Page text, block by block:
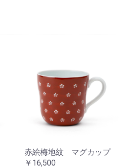
赤絵梅地紋 マグカップ
￥16,500